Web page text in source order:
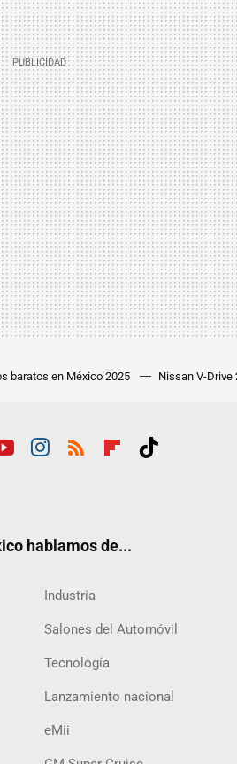
baratos en México 2025 Nissan V-Drive
hablamos de...
Industria
Salones del Automóvil
Tecnología
Lanzamiento nacional
eMii